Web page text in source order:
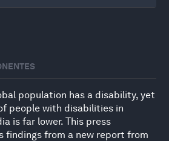
population has a disability, yet
people with disabilities in
is far lower. This press
findings from a new report from